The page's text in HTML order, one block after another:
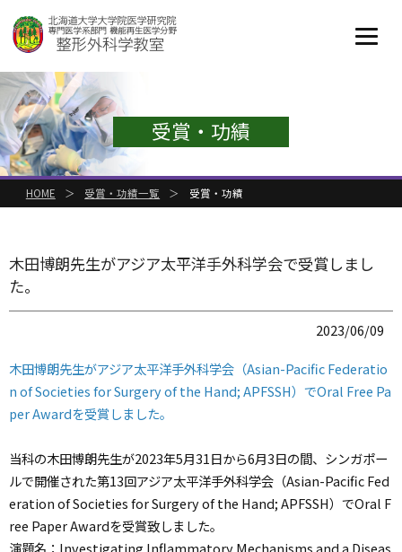
受賞・功績
HOME ＞ 受賞・功績一覧 ＞ 受賞・功績
木田博朗先生がアジア太平洋手外科学会で受賞しまし
た。
2023/06/09
木田博朗先生がアジア太平洋手外科学会（Asian-Pacific Federatio
n of Societies for Surgery of the Hand; APFSSH）でOral Free Pa
per Awardを受賞しました。
当科の木田博朗先生が2023年5月31日から6月3日の間、シンガポー
ルで開催された第13回アジア太平洋手外科学会（Asian-Pacific Fed
eration of Societies for Surgery of the Hand; APFSSH）でOral F
ree Paper Awardを受賞致しました。
演題名：Investigating Inflammatory Mechanisms and a Diseas